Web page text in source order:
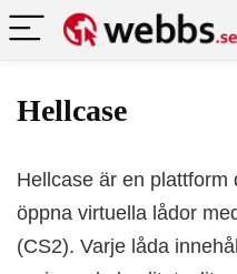
Hellcase
Hellcase är en plattform
öppna virtuella lådor
(CS2). Varje låda